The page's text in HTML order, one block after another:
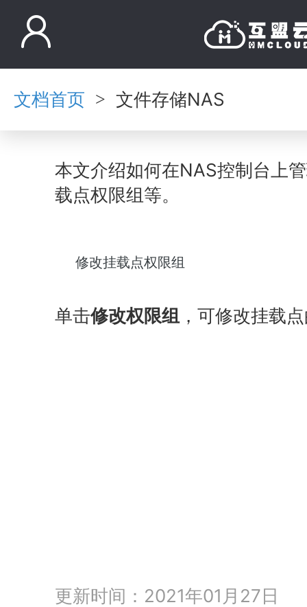
文档首页 > 文件存储NAS
本文介绍如何在NAS控制台上
载点权限组等。
修改挂载点权限组
单击修改权限组 ，可修改挂载
更新时间：2021年01月27日